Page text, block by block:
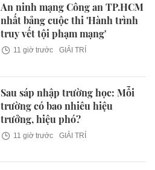
An ninh mạng Công an TP.HCM
nhất bảng cuộc thi 'Hành trình
truy vết tội phạm mạng'
11 giờ trước GIẢI TRÍ
Sau sáp nhập trường học: Mỗi
trường có bao nhiêu hiệu
trưởng, hiệu phó?
11 giờ trước GIẢI TRÍ